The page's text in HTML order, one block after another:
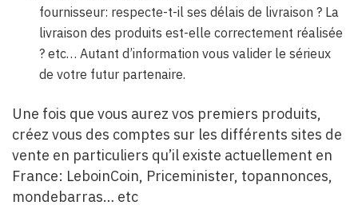
fournisseur: respecte-t-il ses délais de livraison ? La
livraison des produits est-elle correctement réalisée
? etc… Autant d’information vous valider le sérieux
de votre futur partenaire.
Une fois que vous aurez vos premiers produits,
créez vous des comptes sur les différents sites de
vente en particuliers qu’il existe actuellement en
France: LeboinCoin, Priceminister, topannonces,
mondebarras… etc